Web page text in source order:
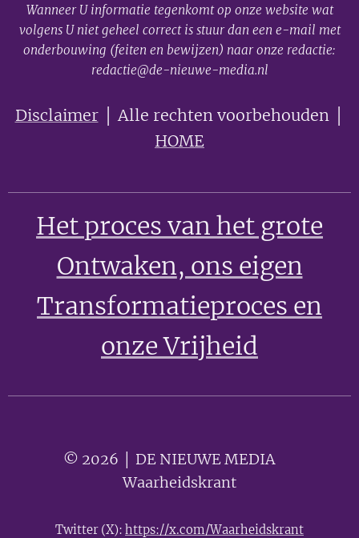
Wanneer U informatie tegenkomt op onze website wat
volgens U niet geheel correct is stuur dan een e-mail met
onderbouwing (feiten en bewijzen) naar onze redactie:
redactie@de-nieuwe-media.nl
Disclaimer│ Alle rechten voorbehouden │
HOME
Het proces van het grote
Ontwaken, ons eigen
Transformatieproces en
onze Vrijheid
© 2026 │ DE NIEUWE MEDIA 🟣
Waarheidskrant
Twitter (X): https://x.com/Waarheidskrant